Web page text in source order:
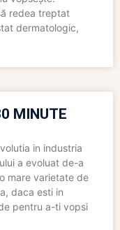
redea treptat
dermatologic,
MINUTE
in industria
a evoluat de-a
mare varietate de
daca esti in
pentru a-ti vopsi